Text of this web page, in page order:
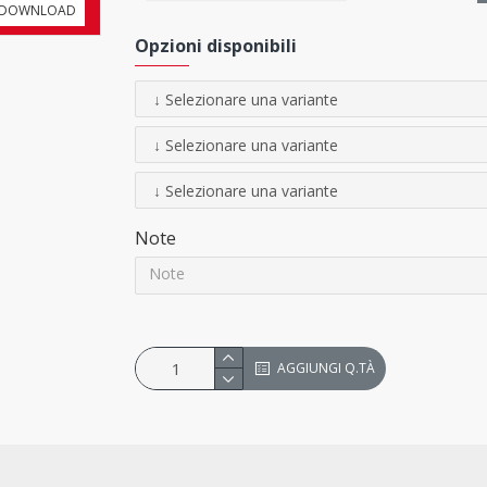
ACCESSORI(non inclusi)
Cavalletto
Opzioni disponibili
Note
AGGIUNGI Q.TÀ